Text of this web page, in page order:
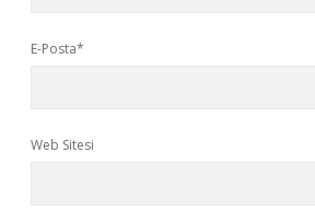
E-Posta*
Web Sitesi